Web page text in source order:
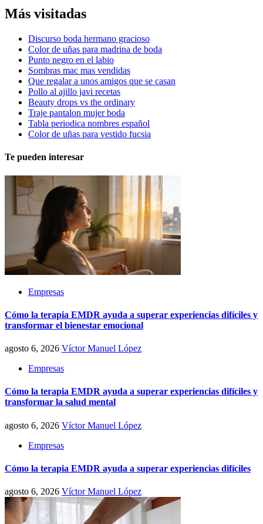
Más visitadas
Discurso boda hermano gracioso
Color de uñas para madrina de boda
Punto negro en el labio
Sombras mac mas vendidas
Que regalar a unos amigos que se casan
Pollo al ajillo javi recetas
Beauty drops vs the ordinary
Traje pantalon mujer boda
Tabla periodica nombres español
Color de uñas para vestido fucsia
Te pueden interesar
Empresas
Cómo la terapia EMDR ayuda a superar experiencias difíciles y
transformar el bienestar emocional
agosto 6, 2026 Víctor Manuel López
Empresas
Cómo la terapia EMDR ayuda a superar experiencias difíciles y
transformar la salud mental
agosto 6, 2026 Víctor Manuel López
Empresas
Cómo la terapia EMDR ayuda a superar experiencias difíciles
agosto 6, 2026 Víctor Manuel López